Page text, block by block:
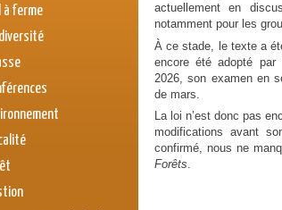
actuellement en
notamment pour les
À ce stade, le texte a
encore été adopté par
2026, son examen en
de mars.
La loi n’est donc pas
modifications avant
confirmé, nous ne
Forêts.
à ferme